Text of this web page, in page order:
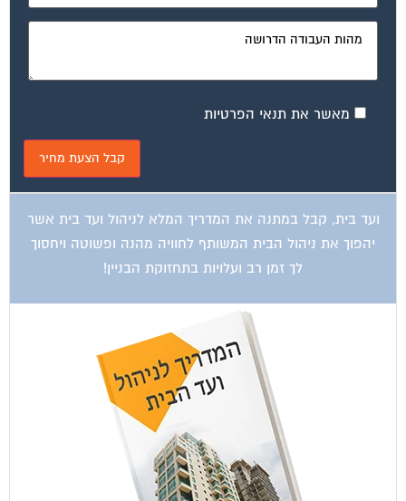
מאשר את תנאי הפרטיות
ועד בית, קבל במתנה את המדריך המלא לניהול ועד בית אשר
יהפוך את ניהול הבית המשותף לחוויה מהנה ופשוטה ויחסוך
לך זמן רב ועלויות בתחזוקת הבניין!